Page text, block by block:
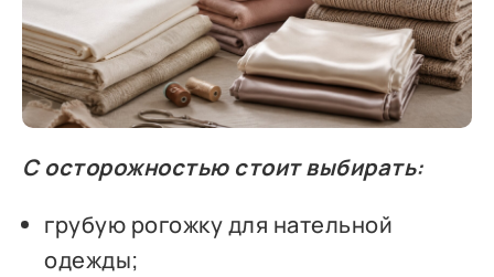
С осторожностью стоит выбирать:
грубую рогожку для нательной
одежды;